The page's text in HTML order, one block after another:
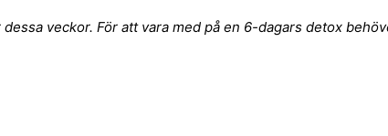
veckor. För att vara med på en 6-dagars detox